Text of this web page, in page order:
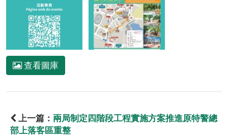
查看圖庫
上一篇： 兩局制定四階段工程實施方案推進原特警總
部上落客區重整